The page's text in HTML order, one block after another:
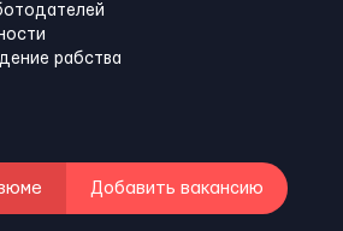
рабства
Добавить вакансию